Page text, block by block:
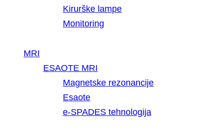
Kirurške lampe
Monitoring
MRI
ESAOTE MRI
Magnetske rezonancije
Esaote
e-SPADES tehnologija